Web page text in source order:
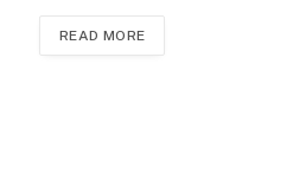
READ MORE